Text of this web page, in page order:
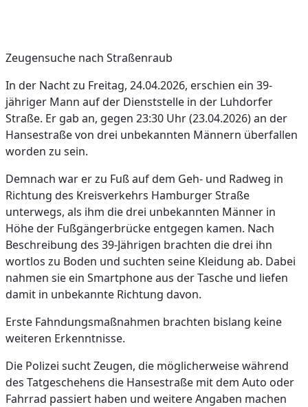
Zeugensuche nach Straßenraub
In der Nacht zu Freitag, 24.04.2026, erschien ein 39-
jähriger Mann auf der Dienststelle in der Luhdorfer
Straße. Er gab an, gegen 23:30 Uhr (23.04.2026) an der
Hansestraße von drei unbekannten Männern überfallen
worden zu sein.
Demnach war er zu Fuß auf dem Geh- und Radweg in
Richtung des Kreisverkehrs Hamburger Straße
unterwegs, als ihm die drei unbekannten Männer in
Höhe der Fußgängerbrücke entgegen kamen. Nach
Beschreibung des 39-Jährigen brachten die drei ihn
wortlos zu Boden und suchten seine Kleidung ab. Dabei
nahmen sie ein Smartphone aus der Tasche und liefen
damit in unbekannte Richtung davon.
Erste Fahndungsmaßnahmen brachten bislang keine
weiteren Erkenntnisse.
Die Polizei sucht Zeugen, die möglicherweise während
des Tatgeschehens die Hansestraße mit dem Auto oder
Fahrrad passiert haben und weitere Angaben machen